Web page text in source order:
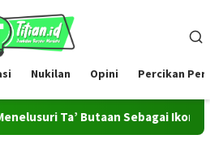
Nukilan Opini Percikan
Ta’ Butaan Sebagai Ikon